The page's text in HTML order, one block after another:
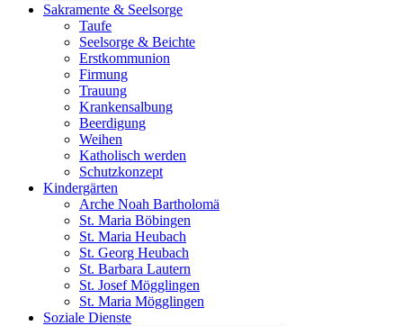
Sakramente & Seelsorge
Taufe
Seelsorge & Beichte
Erstkommunion
Firmung
Trauung
Krankensalbung
Beerdigung
Weihen
Katholisch werden
Schutzkonzept
Kindergärten
Arche Noah Bartholomä
St. Maria Böbingen
St. Maria Heubach
St. Georg Heubach
St. Barbara Lautern
St. Josef Mögglingen
St. Maria Mögglingen
Soziale Dienste